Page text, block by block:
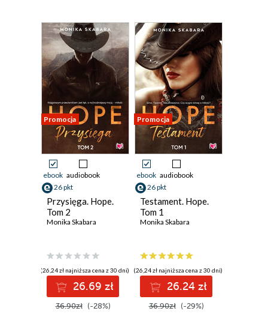
Promocja
ebook audiobook
26 pkt
Przysięga. Hope.
Tom 2
Monika Skabara
(26,24 zł najniższa cena z 30 dni)
26.69 zł
36.90zł (-28%)
Promocja
ebook audiobook
26 pkt
Testament. Hope.
Tom 1
Monika Skabara
(26,24 zł najniższa cena z 30 dni)
26.24 zł
36.90zł (-29%)